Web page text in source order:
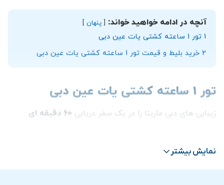
امکان کنسلی بلیط خریداری شده پس از خرید وجود ندارد.
آنچه در ادامه خواهید خواند: پنهان
1 تور 1 ساعته کشتی یات عین دبی
2 خرید بلیط و قیمت تور 1 ساعته کشتی یات عین دبی
تور 1 ساعته کشتی یات عین دبی
زیبایی های دبی مارینا را در یک سفر دریایی 60 دقیقه ای
گرفتید، حضور بر روی فرش قرمز را تجربه کنید. برای تجربه
نمایش بیشتر